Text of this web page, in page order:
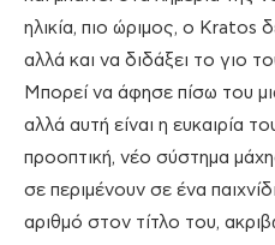
ηλικία, πιο ώριμος, ο Kratos
αλλά και να διδάξει το γιο
Μπορεί να άφησε πίσω του
αλλά αυτή είναι η ευκαιρία
προοπτική, νέο σύστημα
σε περιμένουν σε ένα
αριθμό στον τίτλο του,